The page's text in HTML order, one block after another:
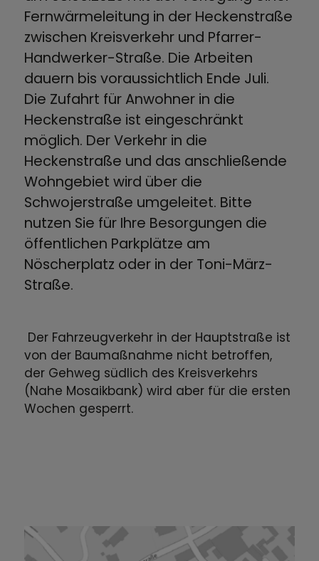
Fernwärmeleitung in der Heckenstraße
zwischen Kreisverkehr und Pfarrer-
Handwerker-Straße. Die Arbeiten
dauern bis voraussichtlich Ende Juli.
Die Zufahrt für Anwohner in die
Heckenstraße ist eingeschränkt
möglich. Der Verkehr in die
Heckenstraße und das anschließende
Wohngebiet wird über die
Schwojerstraße umgeleitet. Bitte
nutzen Sie für Ihre Besorgungen die
öffentlichen Parkplätze am
Nöscherplatz oder in der Toni-März-
Straße.
Der Fahrzeugverkehr in der Hauptstraße ist
von der Baumaßnahme nicht betroffen,
der Gehweg südlich des Kreisverkehrs
(Nahe Mosaikbank) wird aber für die ersten
Wochen gesperrt.